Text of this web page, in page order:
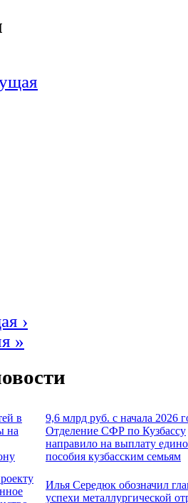
›
»
в
на
9,6 млрд руб. с начала 2026
Отделение СФР по Кузбассу
направило на выплату
пособия кузбасским семьям
Илья Середюк обозначил
успехи металлургической